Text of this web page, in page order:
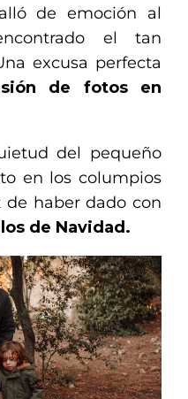
de emoción al
el tan
excusa perfecta
de fotos en
del pequeño
en los columpios
de haber dado con
de Navidad.